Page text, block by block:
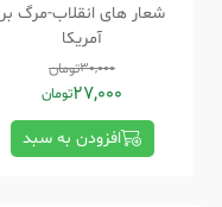
شعار های انقلاب-مرگ بر
آمریکا
30,000تومان
27,000تومان
افزودن به سبد